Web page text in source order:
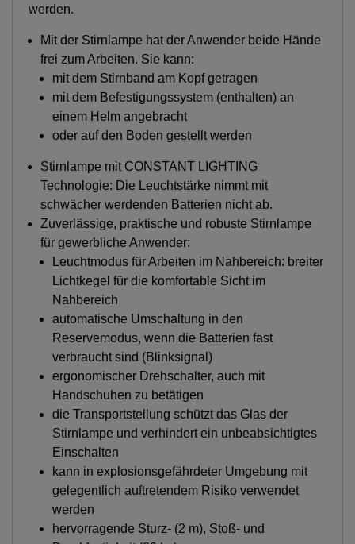
werden.
Mit der Stirnlampe hat der Anwender beide Hände
frei zum Arbeiten. Sie kann:
mit dem Stirnband am Kopf getragen
mit dem Befestigungssystem (enthalten) an
einem Helm angebracht
oder auf den Boden gestellt werden
Stirnlampe mit CONSTANT LIGHTING
Technologie: Die Leuchtstärke nimmt mit
schwächer werdenden Batterien nicht ab.
Zuverlässige, praktische und robuste Stirnlampe
für gewerbliche Anwender:
Leuchtmodus für Arbeiten im Nahbereich: breiter
Lichtkegel für die komfortable Sicht im
Nahbereich
automatische Umschaltung in den
Reservemodus, wenn die Batterien fast
verbraucht sind (Blinksignal)
ergonomischer Drehschalter, auch mit
Handschuhen zu betätigen
die Transportstellung schützt das Glas der
Stirnlampe und verhindert ein unbeabsichtigtes
Einschalten
kann in explosionsgefährdeter Umgebung mit
gelegentlich auftretendem Risiko verwendet
werden
hervorragende Sturz- (2 m), Stoß- und